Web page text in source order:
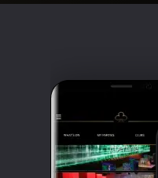
Social
network: